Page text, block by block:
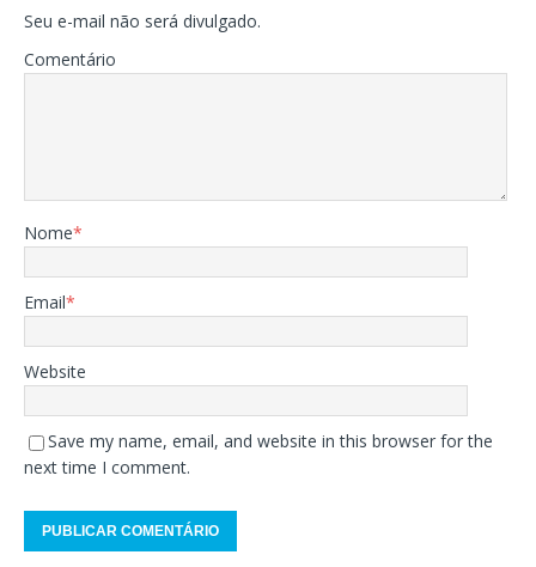
Seu e-mail não será divulgado.
Comentário
Nome*
Email*
Website
Save my name, email, and website in this browser for the
next time I comment.